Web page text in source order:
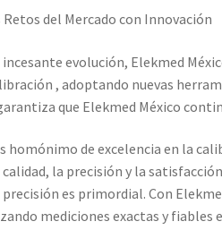
del Mercado con Innovación
evolución, Elekmed
, adoptando nuevas
que Elekmed México
homónimo de excelencia en la
la precisión y la
precisión es primordial. Con
mediciones exactas y fiables